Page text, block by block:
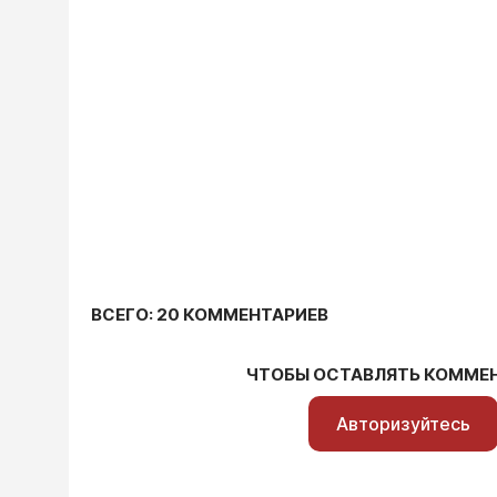
ВСЕГО: 20 КОММЕНТАРИЕВ
ЧТОБЫ ОСТАВЛЯТЬ
Авторизуйтесь